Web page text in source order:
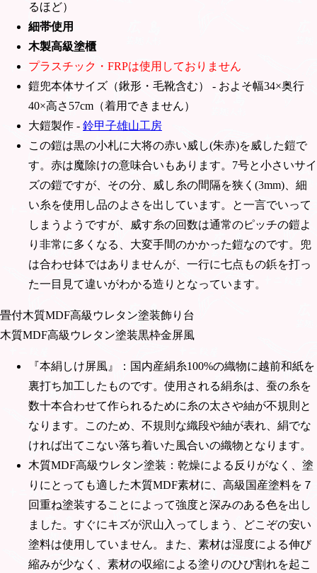
るほど）
細帯使用
木製高級塗櫃
プラスチック・FRPは使用しておりません
鎧兜本体サイズ（鍬形・毛靴含む） - およそ幅34×奥行
40×高さ57cm（着用できません）
大鎧製作 - 鈴甲子雄山工房
この鎧は黒の小札に大将の赤い威し(朱赤)を威した鎧で
す。赤は魔除けの意味合いもあります。7号と小さいサイ
ズの鎧ですが、その分、威し糸の間隔を狭く(3mm)、細
い糸を使用し品のよさを出しています。と一言でいって
しまうようですが、威す糸の回数は通常のピッチの鎧よ
り非常に多くなる、大変手間のかかった鎧なのです。兜
は合わせ鉢ではありませんが、一行に七点もの鋲を打っ
た一目見て違いがわかる造りとなっています。
畳付木質MDF高級ウレタン塗装飾り台
木質MDF高級ウレタン塗装黒枠金屏風
『本絹しけ屏風』：国内産絹糸100%の織物に越前和紙を
裏打ち加工したものです。使用される絹糸は、蚕の糸を
数十本合わせて作られるために糸の太さや紬が不規則と
なります。このため、不規則な織段や紬が表れ、絹でな
ければ出てこない落ち着いた風合いの織物となります。
木質MDF高級ウレタン塗装：乾燥による反りがなく、塗
りにとっても適した木質MDF素材に、高級国産塗料を７
回重ね塗装することによって強度と深みのある色を出し
ました。すぐにキズが沢山入ってしまう、どこぞの安い
塗料は使用していません。また、素材は湿度による伸び
縮みが少なく、素材の収縮による塗りのひび割れを起こ